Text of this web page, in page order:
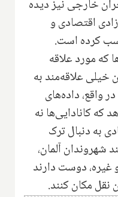
خارجی نیز دیده
اقتصادی و
کرده است.
که مورد علاقه
علاقه‌مند به
واقع، داده‌های
کانادایی‌ها نه
به دنبال ترک
شهروندان آلمان،
و غیره، دوست دارند
نقل مکان کنند.